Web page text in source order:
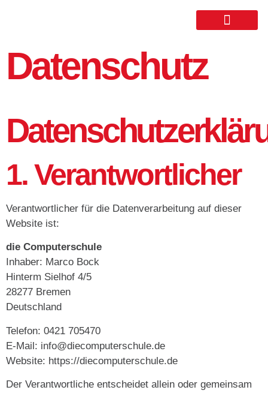
Datenschutz
1. Verantwortlicher
Verantwortlicher für die Datenverarbeitung auf dieser
Website ist:
die Computerschule
Inhaber: Marco Bock
Hinterm Sielhof 4/5
28277 Bremen
Deutschland
Telefon: 0421 705470
E-Mail: info@diecomputerschule.de
Website: https://diecomputerschule.de
Der Verantwortliche entscheidet allein oder gemeinsam